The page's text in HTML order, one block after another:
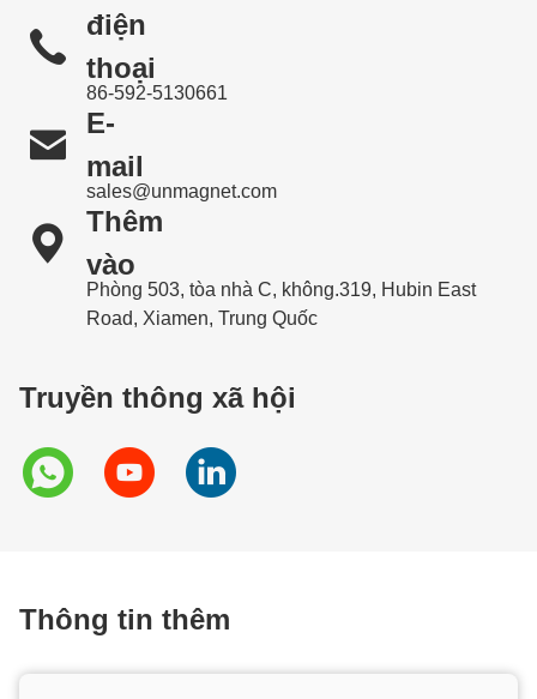
điện
thoại
86-592-5130661

E-
mail
sales@unmagnet.com

Thêm
vào
Phòng 503, tòa nhà C, không.319, Hubin East
Road, Xiamen, Trung Quốc
Truyền thông xã hội
Thông tin thêm